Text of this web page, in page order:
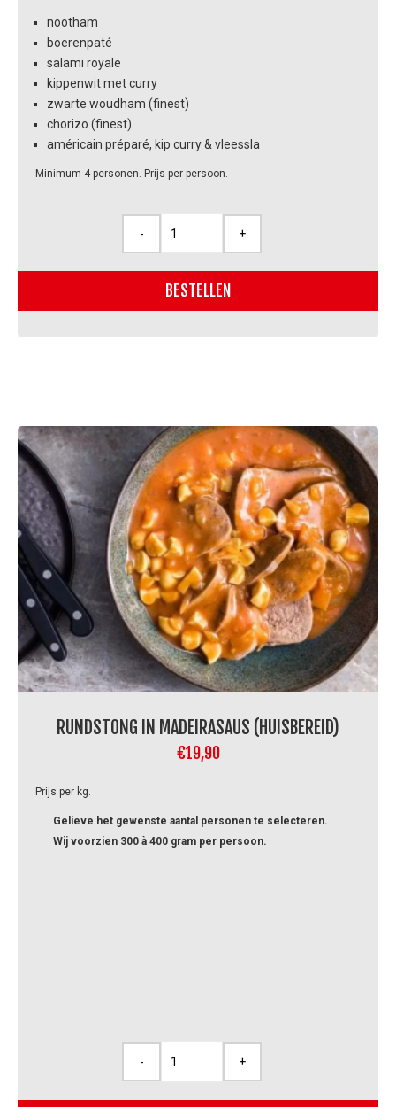
nootham
boerenpaté
salami royale
kippenwit met curry
zwarte woudham (finest)
chorizo (finest)
américain préparé, kip curry & vleessla
Minimum 4 personen. Prijs per persoon.
Charcuterieschotel
- +
BESTELLEN
RUNDSTONG IN MADEIRASAUS (HUISBEREID)
€19,90
Prijs per kg.
Gelieve het gewenste aantal personen te selecteren.
Wij voorzien 300 à 400 gram per persoon.
Rundstong
- +